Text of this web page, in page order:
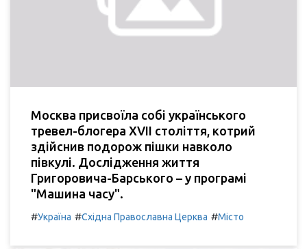
Москва присвоїла собі українського
тревел-блогера XVII століття, котрий
здійснив подорож пішки навколо
півкулі. Дослідження життя
Григоровича-Барського – у програмі
"Машина часу".
#Україна #Східна Православна Церква #Місто